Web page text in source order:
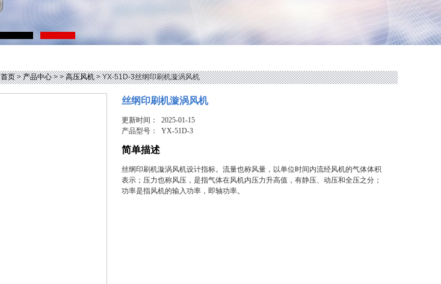
首页>产品中心> >高压风机> YX-51D-3丝纲印刷机漩涡风机
丝纲印刷机漩涡风机
更新时间： 2025-01-15
产品型号：YX-51D-3
简单描述
丝纲印刷机漩涡风机设计指标。流量也称风量，以单位时间内流经风机的气体体积
表示；压力也称风压，是指气体在风机内压力升高值，有静压、动压和全压之分；
功率是指风机的输入功率，即轴功率。